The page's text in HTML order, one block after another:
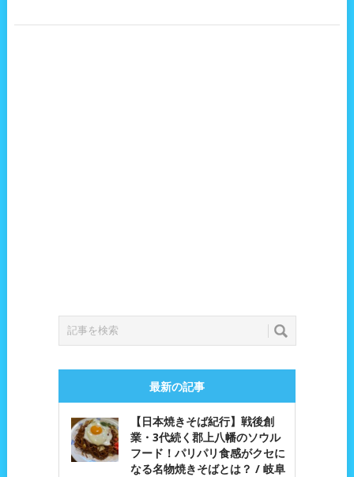
最新の記事
【日本焼きそば紀行】戦後創
業・3代続く郡上八幡のソウル
フード！パリパリ食感がクセに
なる名物焼きそばとは？ / 岐阜